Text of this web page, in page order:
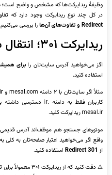
وظیفۀ ریدایرکت‌ها که مشخص و واضح است؛
در کل چند نوع ریدایرکت وجود دارد که
Redirect و تفاوت‌های آن‌ها
را بررسی می‌کنیم.
ریدایرکت ۳۰۱؛ انتقال دائمی
اگز می‌خواهید آدرس سایت‌تان رابرای
استفاده کنید.
mesal.ir ریدایرکت کنید.
موتورهای جستجو هم موظف‌اند آدرس قدیمی
واقع اگر می‌خواهید اعتبار صفحه‌تان به
از Redirect 301استفاده کنید.
⚠️ دقت کنید که از ریدایرکت ۳۰۱ معمولاً برای